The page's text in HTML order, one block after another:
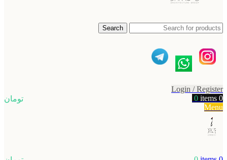
Search
Login / Register
0
items
0
تومان
Menu